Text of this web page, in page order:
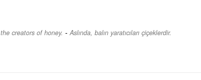
creators of honey. - Aslında, balın yaratıcıları çiçeklerdir.